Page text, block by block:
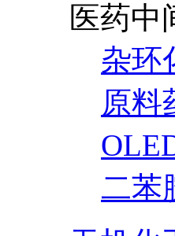
医药中
杂环
原料
二苯